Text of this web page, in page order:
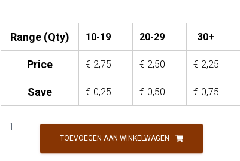
Range (Qty) 10-19 20-29 30+
Price € 2,75 € 2,50 € 2,25
Save € 0,25 € 0,50 € 0,75
Rouw
Dier
TOEVOEGEN AAN WINKELWAGEN